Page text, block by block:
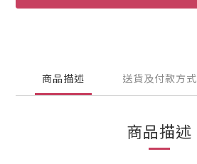
商品描述 送貨及付款方式
商品描述